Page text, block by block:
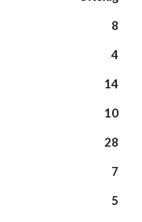
8
4
14
10
28
7
5